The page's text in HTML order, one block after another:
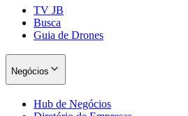
TV JB
Busca
Guia de Drones
Negócios
Hub de Negócios